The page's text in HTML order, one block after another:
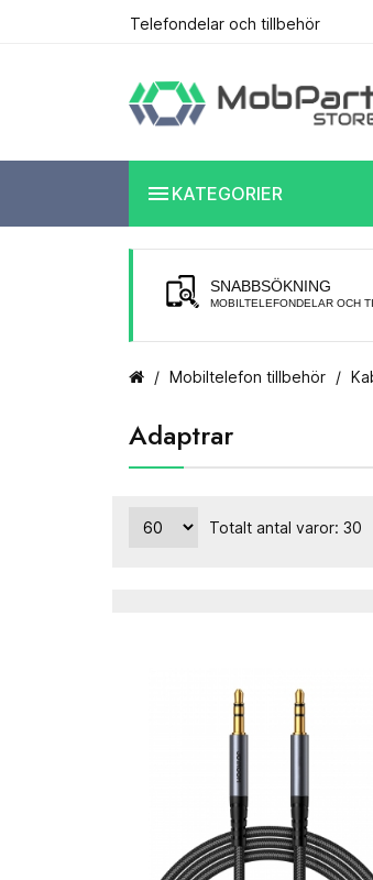
Telefondelar och tillbehör
 KATEGORIER
SNABBSÖKNING
MOBILTELEFONDELAR OCH
Mobiltelefon tillbehör
Adaptrar
Totalt antal varor: 30